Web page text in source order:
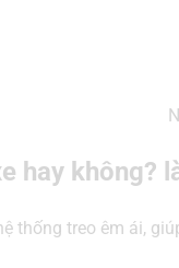
hay không?
thống treo êm ái,